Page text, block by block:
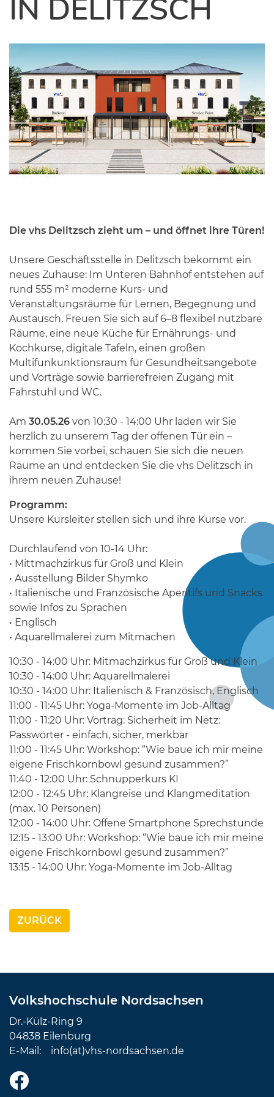
IN DELITZSCH
Die vhs Delitzsch zieht um – und öffnet ihre Türen!
Unsere Geschäftsstelle in Delitzsch bekommt ein
neues Zuhause: Im Unteren Bahnhof entstehen auf
rund 555 m² moderne Kurs- und
Veranstaltungsräume für Lernen, Begegnung und
Austausch. Freuen Sie sich auf 6–8 flexibel nutzbare
Räume, eine neue Küche für Ernährungs- und
Kochkurse, digitale Tafeln, einen großen
Multifunkunktionsraum für Gesundheitsangebote
und Vorträge sowie barrierefreien Zugang mit
Fahrstuhl und WC.
Am 30.05.26 von 10:30 - 14:00 Uhr laden wir Sie
herzlich zu unserem Tag der offenen Tür ein –
kommen Sie vorbei, schauen Sie sich die neuen
Räume an und entdecken Sie die vhs Delitzsch in
ihrem neuen Zuhause!
Programm:
Unsere Kursleiter stellen sich und ihre Kurse vor.
Durchlaufend von 10-14 Uhr:
• Mittmachzirkus für Groß und Klein
• Ausstellung Bilder Shymko
• Italienische und Französische Aperitifs und Snacks
sowie Infos zu Sprachen
• Englisch
• Aquarellmalerei zum Mitmachen
10:30 - 14:00 Uhr: Mitmachzirkus für Groß und Klein
10:30 - 14:00 Uhr: Aquarellmalerei
10:30 - 14:00 Uhr: Italienisch & Französisch, Englisch
11:00 - 11:45 Uhr: Yoga-Momente im Job-Alltag
11:00 - 11:20 Uhr: Vortrag: Sicherheit im Netz:
Passwörter - einfach, sicher, merkbar
11:00 - 11:45 Uhr: Workshop: “Wie baue ich mir meine
eigene Frischkornbowl gesund zusammen?”
11:40 - 12:00 Uhr: Schnupperkurs KI
12:00 - 12:45 Uhr: Klangreise und Klangmeditation
(max. 10 Personen)
12:00 - 14:00 Uhr: Offene Smartphone Sprechstunde
12:15 - 13:00 Uhr: Workshop: “Wie baue ich mir meine
eigene Frischkornbowl gesund zusammen?”
13:15 - 14:00 Uhr: Yoga-Momente im Job-Alltag
ZURÜCK
Volkshochschule Nordsachsen
Dr.-Külz-Ring 9
04838 Eilenburg
E-Mail: info(at)vhs-nordsachsen.de